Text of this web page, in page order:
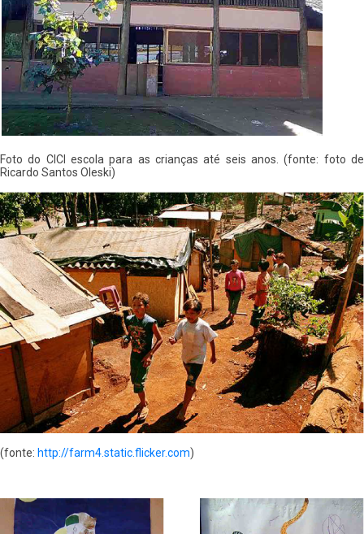
Foto do CICI escola para as crianças até seis anos. (fonte: foto de
Ricardo Santos Oleski)
(fonte: http://farm4.static.flicker.com)